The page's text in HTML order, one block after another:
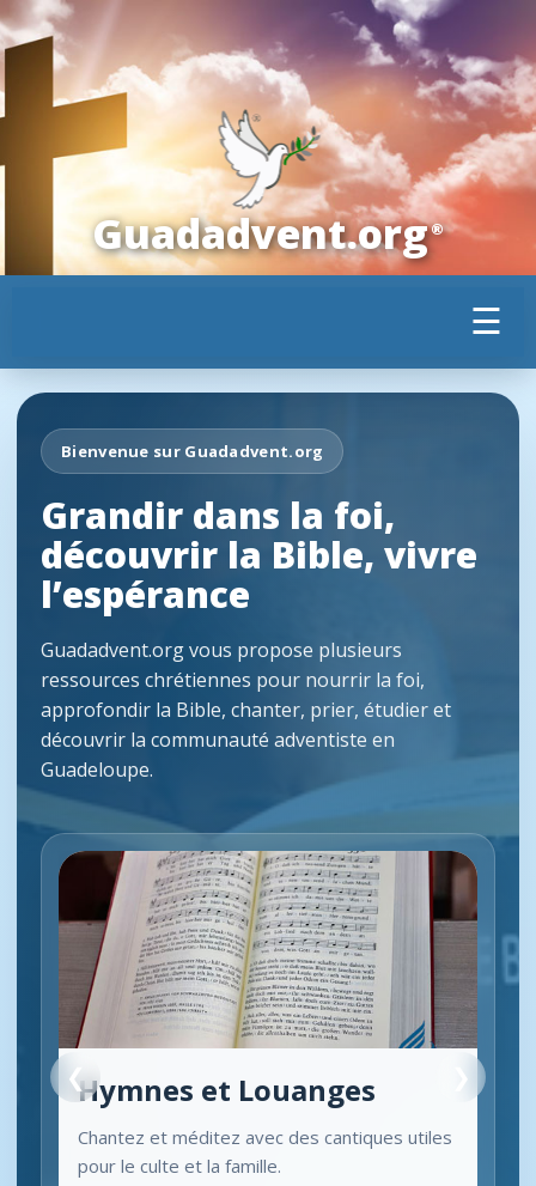
Guadadvent.org®
☰
Bienvenue sur Guadadvent.org
Grandir dans la foi,
découvrir la Bible, vivre
l’espérance
Guadadvent.org vous propose plusieurs
ressources chrétiennes pour nourrir la foi,
approfondir la Bible, chanter, prier, étudier et
découvrir la communauté adventiste en
Guadeloupe.
❮Hymnes et Louanges
Chantez et méditez avec des cantiques utiles
pour le culte et la famille.
❯